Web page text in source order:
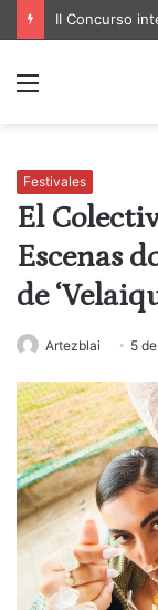
II Concurso
Menú
Festivales
El
Escenas
de
Artezblai 5